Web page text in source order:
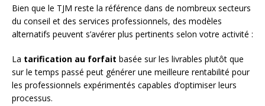
Bien que le TJM reste la référence dans de nombreux secteurs
du conseil et des services professionnels, des modèles
alternatifs peuvent s’avérer plus pertinents selon votre activité :
La tarification au forfait basée sur les livrables plutôt que
sur le temps passé peut générer une meilleure rentabilité pour
les professionnels expérimentés capables d’optimiser leurs
processus.